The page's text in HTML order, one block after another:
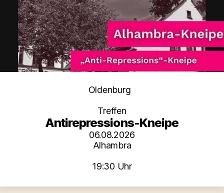
Kategorien
Oldenburg
Treffen
Antirepressions-Kneipe
06.08.2026
Alhambra
19:30 Uhr